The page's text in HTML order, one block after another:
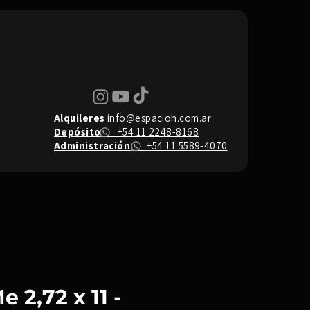
Alquileres info@espacioh.com.ar
Depósito+54 11 2248-8168
Administración+54 11 5589-4070
2,72 x 11 -